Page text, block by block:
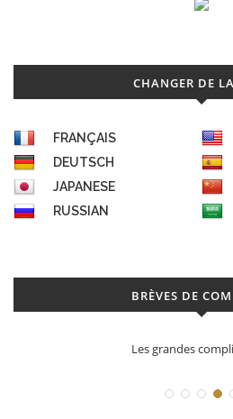
CHANGER DE
FRANÇAIS
DEUTSCH
JAPANESE
RUSSIAN
BRÈVES DE
Les grandes